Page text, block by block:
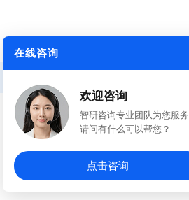
在线咨询
欢迎咨询
智研咨询专业团队为您服务
请问有什么可以帮您？
点击咨询